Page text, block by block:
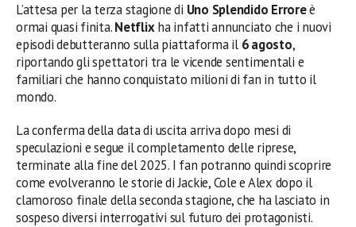
L’attesa per la terza stagione di Uno Splendido Erroreè
ormai quasi finita.Netflixha infatti annunciato che i nuovi
episodi debutteranno sulla piattaforma il 6 agosto,
riportando gli spettatori tra le vicende sentimentali e
familiari che hanno conquistato milioni di fan in tutto il
mondo.
La conferma della data di uscita arriva dopo mesi di
speculazioni e segue il completamento delle riprese,
terminate alla fine del 2025. I fan potranno quindi scoprire
come evolveranno le storie di Jackie, Cole e Alex dopo il
clamoroso finale della seconda stagione, che ha lasciato in
sospeso diversi interrogativi sul futuro dei protagonisti.